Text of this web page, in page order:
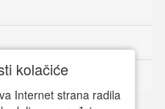
kolačiće
Internet strana radila